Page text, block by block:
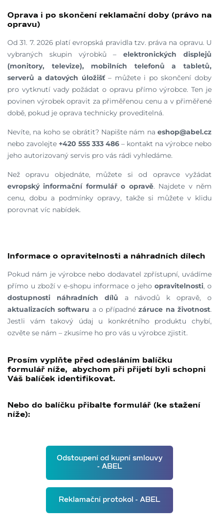
Oprava i po skončení reklamační doby (právo na
opravu)
Od 31. 7. 2026 platí evropská pravidla tzv. práva na opravu. U
vybraných skupin výrobků –elektronických displejů
(monitory, televize), mobilních telefonů a tabletů,
serverů a datových úložišť– můžete i po skončení doby
pro vytknutí vady požádat o opravu přímo výrobce. Ten je
povinen výrobek opravit za přiměřenou cenu a v přiměřené
době, pokud je oprava technicky proveditelná.
Nevíte, na koho se obrátit? Napište nám na eshop@abel.cz
nebo zavolejte +420 555 333 486 – kontakt na výrobce nebo
jeho autorizovaný servis pro vás rádi vyhledáme.
Než opravu objednáte, můžete si od opravce vyžádat
evropský informační formulář o opravě. Najdete v něm
cenu, dobu a podmínky opravy, takže si můžete v klidu
porovnat víc nabídek.
Informace o opravitelnosti a náhradních dílech
Pokud nám je výrobce nebo dodavatel zpřístupní, uvádíme
přímo u zboží v e-shopu informace o jehoopravitelnosti, o
dostupnosti náhradních dílů a návodů k opravě, o
aktualizacích softwaru a o případnézáruce na životnost.
Jestli vám takový údaj u konkrétního produktu chybí,
ozvěte se nám – zkusíme ho pro vás u výrobce zjistit.
Prosím vyplňte před odesláním balíčku
formulář níže, abychom při přijetí byli schopni
Váš balíček identifikovat.
Nebo do balíčku přibalte formulář (ke stažení
níže):
Odstoupení od kupní smlouvy
- ABEL
Reklamační protokol - ABEL